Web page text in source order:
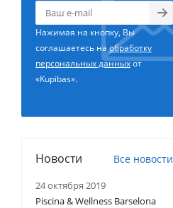
Нажимая на кнопку, Вы
соглашаетесь наобработку
персональных данныхот
«Kupibas».
Новости Все новости
24 октября 2019
Piscina & Wellness Barselona